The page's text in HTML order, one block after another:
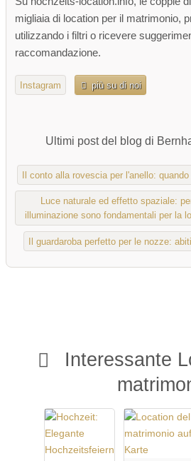
Interessante
migliaia di location per il matrimonio,
utilizzando i filtri o ricevere
raccomandazione.
Instagram più su di noi
Ultimi post del blog di
Il conto alla rovescia per l'anello:
Luce naturale ed effetto spaziale:
illuminazione sono fondamentali per la
Il guardaroba perfetto per le nozze: